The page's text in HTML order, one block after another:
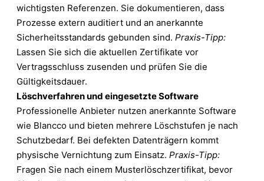
wichtigsten Referenzen. Sie dokumentieren, dass
Prozesse extern auditiert und an anerkannte
Sicherheitsstandards gebunden sind. Praxis-Tipp:
Lassen Sie sich die aktuellen Zertifikate vor
Vertragsschluss zusenden und prüfen Sie die
Gültigkeitsdauer.
Löschverfahren und eingesetzte Software
Professionelle Anbieter nutzen anerkannte Software
wie Blancco und bieten mehrere Löschstufen je nach
Schutzbedarf. Bei defekten Datenträgern kommt
physische Vernichtung zum Einsatz. Praxis-Tipp:
Fragen Sie nach einem Musterlöschzertifikat, bevor